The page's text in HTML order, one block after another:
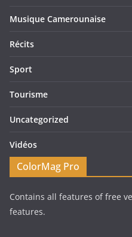
Musique Camerounaise
Récits
Sport
Tourisme
Uncategorized
Vidéos
ColorMag Pro
Contains all features of free
features.